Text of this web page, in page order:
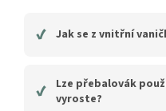
✔ Jak se z vnitřní
✔
Lze přebalovák
vyroste?